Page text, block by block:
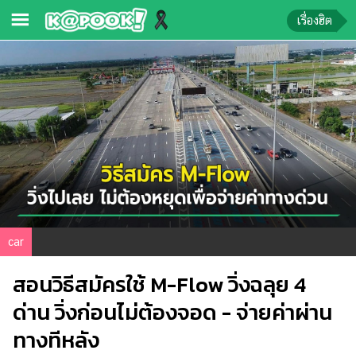
ข่าว-
ความ
รู้
ข่าว
ข่าว
บันเทิง
ตรวจ
ผล
บอล
สด
การ
เรื่องฮิต
car
สอนวิธีสมัครใช้ M-Flow วิ่งฉลุย 4
ด่าน วิ่งก่อนไม่ต้องจอด - จ่ายค่าผ่าน
ทางทีหลัง